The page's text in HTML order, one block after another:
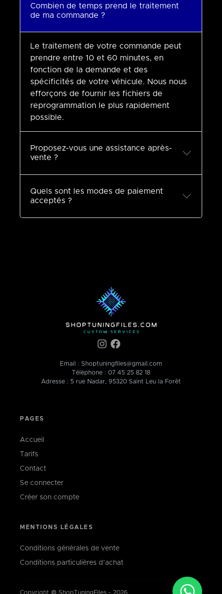
Combien de temps prend le traitement
de ma commande ?
Le traitement de votre commande peut
prendre entre 10 et 60 minutes, en
fonction de la demande et des
spécificités de votre véhicule. Nous nous
efforçons de fournir les fichiers de
reprogrammation le plus rapidement
possible.
Proposez-vous une assistance après-
vente ?
Quels sont les modes de paiement
acceptés ?
Email : Shoptuningfiles@gmail.com
Téléphone : 07 45 25 82 18
Adresse : 5 rue Nadar, 95320 Saint Leu la Forêt
PAGES
Accueil
Tarifs
Contact
Se connecter
Créer son compte
MENTIONS LÉGALES
Conditions générales de vente
Conditions particulières d’achat